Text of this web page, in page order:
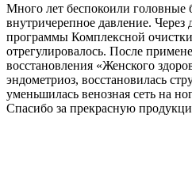
Много лет беспокоили головные
внутричерепное давление.
программы Комплексной
отрегулировалось. После
восстановления «Женского
эндометриоз, восстановилась
уменьшилась венозная сеть на
Спасибо за прекрасную